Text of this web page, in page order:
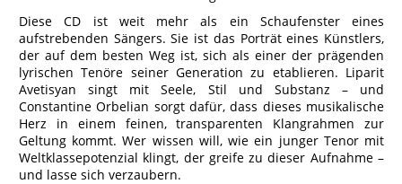
Diese CD ist weit mehr als ein Schaufenster eines
aufstrebenden Sängers. Sie ist das Porträt eines Künstlers,
der auf dem besten Weg ist, sich als einer der prägenden
lyrischen Tenöre seiner Generation zu etablieren. Liparit
Avetisyan singt mit Seele, Stil und Substanz – und
Constantine Orbelian sorgt dafür, dass dieses musikalische
Herz in einem feinen, transparenten Klangrahmen zur
Geltung kommt. Wer wissen will, wie ein junger Tenor mit
Weltklassepotenzial klingt, der greife zu dieser Aufnahme –
und lasse sich verzaubern.